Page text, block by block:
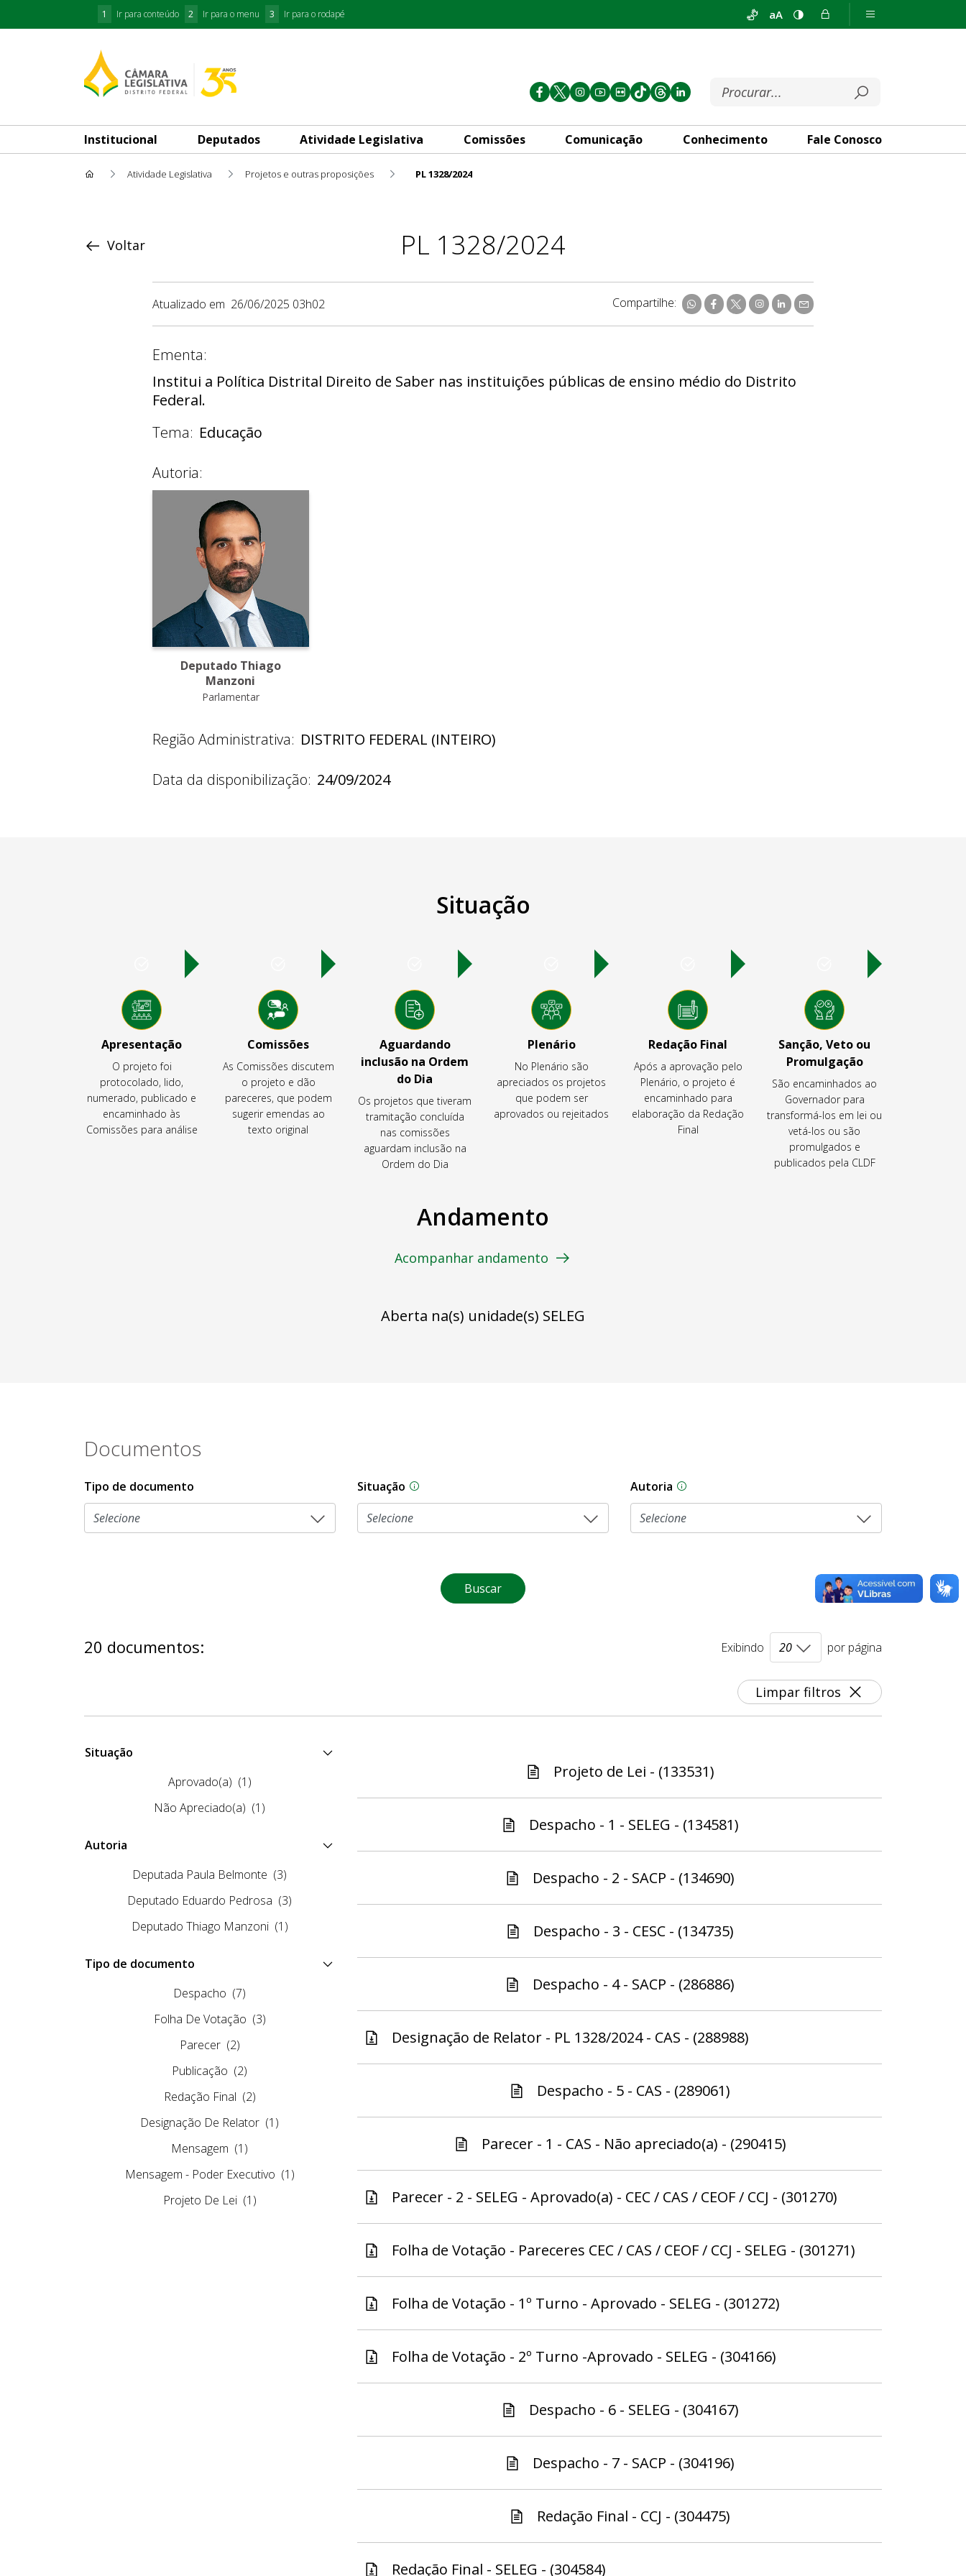
1 Ir para conteúdo 2 Ir para o menu 3 Ir para o rodapé aA
Institucional Deputados Atividade Legislativa Comissões Comunicação Conhecimento Fale Conosco
Atividade Legislativa Projetos e outras proposições PL 1328/2024
PL 1328/2024
Voltar
Atualizado em 26/06/2025 03h02 Compartilhe:
Ementa:
Institui a Política Distrital Direito de Saber nas instituições públicas de ensino médio do Distrito
Federal.
Tema: Educação
Autoria:
Deputado Thiago
Manzoni
Parlamentar
Região Administrativa: DISTRITO FEDERAL (INTEIRO)
Data da disponibilização: 24/09/2024
Situação
Apresentação
O projeto foi
protocolado, lido,
numerado, publicado e
encaminhado às
Comissões para análise
Comissões
As Comissões discutem
o projeto e dão
pareceres, que podem
sugerir emendas ao
texto original
Aguardando
inclusão na Ordem
do Dia
Os projetos que tiveram
tramitação concluída
nas comissões
aguardam inclusão na
Ordem do Dia
Plenário
No Plenário são
apreciados os projetos
que podem ser
aprovados ou rejeitados
Redação Final
Após a aprovação pelo
Plenário, o projeto é
encaminhado para
elaboração da Redação
Final
Sanção, Veto ou
Promulgação
São encaminhados ao
Governador para
transformá-los em lei ou
vetá-los ou são
promulgados e
publicados pela CLDF
Andamento
Acompanhar andamento
Aberta na(s) unidade(s) SELEG
Documentos
Tipo de documento Situação Na CLDF, as proposições legislativas passam por diferentes estágios durante o processo
Autoria As proposições legislativas na CLDF podem ser
Buscar
Limpar filtros
20 documentos: Exibindo por página
Situação
Aprovado(a) (1)
Não Apreciado(a) (1)
Autoria
Deputada Paula Belmonte (3)
Deputado Eduardo Pedrosa (3)
Deputado Thiago Manzoni (1)
Tipo de documento
Despacho (7)
Folha De Votação (3)
Parecer (2)
Publicação (2)
Redação Final (2)
Designação De Relator (1)
Mensagem (1)
Mensagem - Poder Executivo (1)
Projeto De Lei (1)
Projeto de Lei - (133531)
Despacho - 1 - SELEG - (134581)
Despacho - 2 - SACP - (134690)
Despacho - 3 - CESC - (134735)
Despacho - 4 - SACP - (286886)
Designação de Relator - PL 1328/2024 - CAS - (288988)
Despacho - 5 - CAS - (289061)
Parecer - 1 - CAS - Não apreciado(a) - (290415)
Parecer - 2 - SELEG - Aprovado(a) - CEC / CAS / CEOF / CCJ - (301270)
Folha de Votação - Pareceres CEC / CAS / CEOF / CCJ - SELEG - (301271)
Folha de Votação - 1º Turno - Aprovado - SELEG - (301272)
Folha de Votação - 2º Turno -Aprovado - SELEG - (304166)
Despacho - 6 - SELEG - (304167)
Despacho - 7 - SACP - (304196)
Redação Final - CCJ - (304475)
Redação Final - SELEG - (304584)